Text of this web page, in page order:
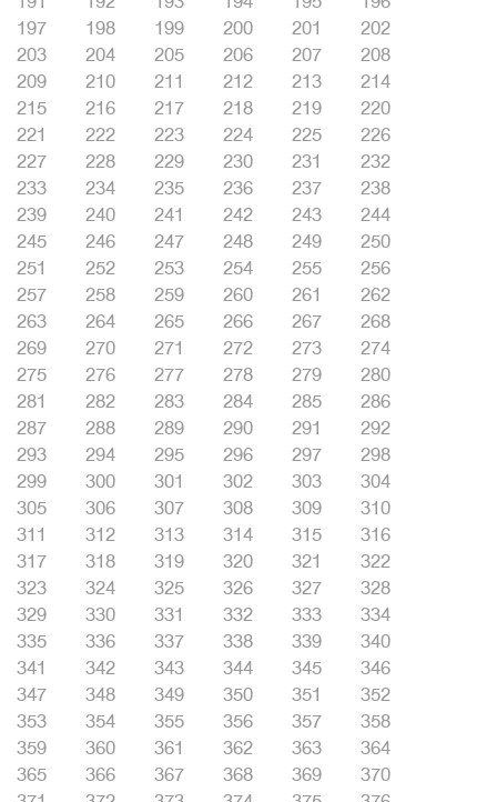
197
198 199 200 201
202
203
204 205 206 207
208
209
210 211 212 213
214
215
216 217 218 219
220
221
222 223 224 225
226
227
228 229 230 231
232
233
234 235 236 237
238
239
240 241 242 243
244
245
246 247 248 249
250
251
252 253 254 255
256
257
258 259 260 261
262
263
264 265 266 267
268
269
270 271 272 273
274
275
276 277 278 279
280
281
282 283 284 285
286
287
288 289 290 291
292
293
294 295 296 297
298
299
300 301 302 303
304
305
306 307 308 309
310
311
312 313 314 315
316
317
318 319 320 321
322
323
324 325 326 327
328
329
330 331 332 333
334
335
336 337 338 339
340
341
342 343 344 345
346
347
348 349 350 351
352
353
354 355 356 357
358
359
360 361 362 363
364
365
366 367 368 369
370